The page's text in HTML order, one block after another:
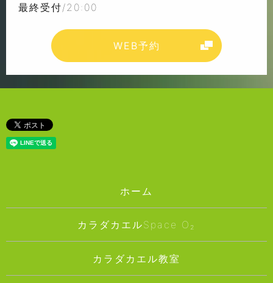
最終受付/20:00
WEB予約
ホーム
カラダカエルSpace O₂
カラダカエル教室